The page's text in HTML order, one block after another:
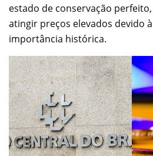
estado de conservação
atingir preços elevados devido
importância histórica.